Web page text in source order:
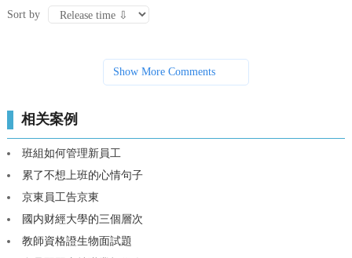
Sort by
Show More Comments
相关案例
班組如何管理新員工
累了不想上班的心情句子
京東員工告京東
國内财經大學的三個層次
教師資格證生物面試題